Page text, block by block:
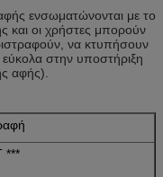
ενσωματώνονται με το
και οι χρήστες μπορούν
να κτυπήσουν
εύκολα στην υποστήριξη
αφής).
***